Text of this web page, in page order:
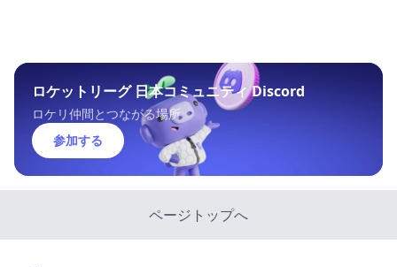
ロケットリーグ 日本コミュニティ Discord
ロケリ仲間とつながる場所
参加する
ページトップへ